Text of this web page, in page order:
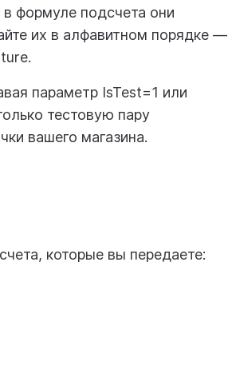
формуле подсчета они
их в алфавитном порядке —
параметр IsTest=1 или
тестовую пару
вашего магазина.
которые вы передаете: